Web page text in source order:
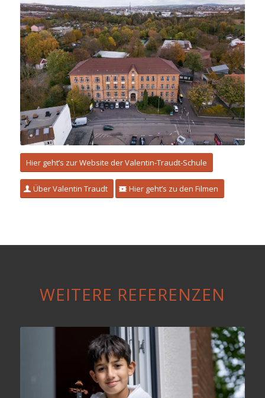
Hier geht’s zur Website der Valentin-Traudt-Schule
Über Valentin Traudt Hier geht’s zu den Filmen
WEITERE REFERENZEN